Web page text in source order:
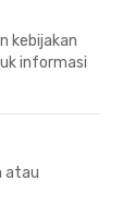
kebijakan
informasi
atau